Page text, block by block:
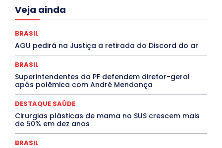
Veja ainda
Acre
Congressuanas & Esplanadumas
Covid-19
Crônica Política Crônicas
CULTURA
Cultura e Tal
DANÇA Dengue
Denuncia
DESTAQUES OUTROS
DISTRITO FEDERAL
EDUCAÇÃO
ELEIÇÕES
EMPREGO E OPORTUNIDADES
Especial
Espírito Santo ESPORTE
ESTÁGIO
EVENTOS
Febre Oropouche
Goiás
INTELIGÊNCIA ARTIFICIAL
INTERNACIONAL
BRASIL
AGU pedirá na Justiça a retirada do Discord do ar
BRASIL
Superintendentes da PF defendem diretor-geral
após polêmica com André Mendonça
DESTAQUE SAÚDE
Cirurgias plásticas de mama no SUS crescem mais
de 50% em dez anos
BRASIL